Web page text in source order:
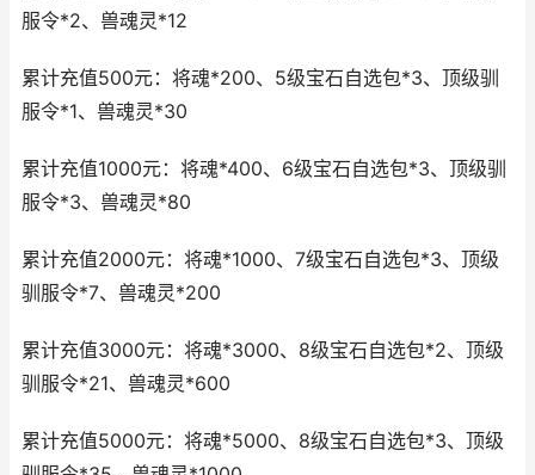
服令*2、兽魂灵*12
累计充值500元：将魂*200、5级宝石自选包*3、顶级驯
服令*1、兽魂灵*30
累计充值1000元：将魂*400、6级宝石自选包*3、顶级驯
服令*3、兽魂灵*80
累计充值2000元：将魂*1000、7级宝石自选包*3、顶级
驯服令*7、兽魂灵*200
累计充值3000元：将魂*3000、8级宝石自选包*2、顶级
驯服令*21、兽魂灵*600
累计充值5000元：将魂*5000、8级宝石自选包*3、顶级